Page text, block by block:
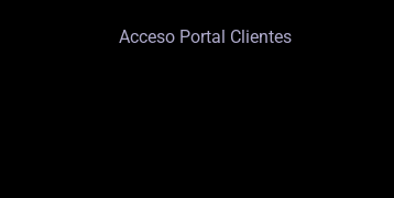
Acceso Portal Clientes